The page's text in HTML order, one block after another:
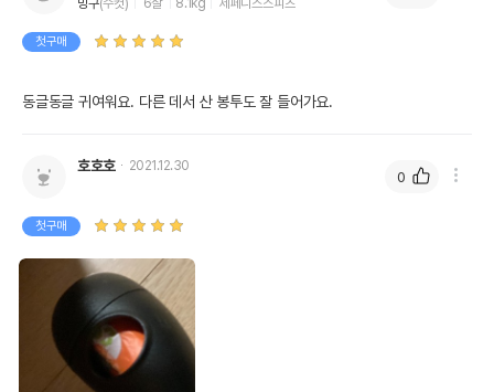
밍구(수컷) 6살 8.1kg 제페니스스피츠
첫구매
동글동글 귀여워요. 다른 데서 산 봉투도 잘 들어가요.
호호호 2021.12.30
첫구매
0